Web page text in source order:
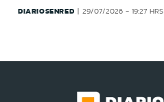
DIARIOSENRED 29/07/2026 - 19:27 HRS